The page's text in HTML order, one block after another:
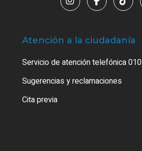
Atención a la ciudadanía
Servicio de atención telefónica 010
Sugerencias y reclamaciones
Cita previa